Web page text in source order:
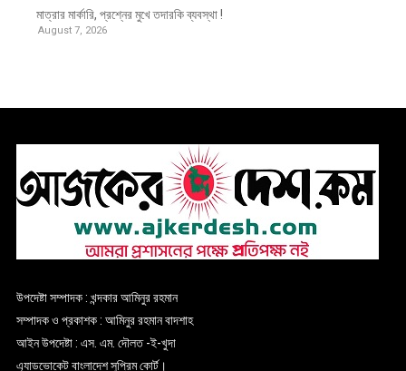
মাত্রার মার্কারি, প্রশ্নের মুখে তদারকি ব্যবস্থা !
August 7, 2026
উপদেষ্টা সম্পাদক : খন্দকার আমিনুর রহমান
সম্পাদক ও প্রকাশক : আমিনুর রহমান বাদশাহ
আইন উপদেষ্টা : এস. এম. দৌলত -ই-খুদা
এ্যাডভোকেট বাংলাদেশ সুপ্রিম কোর্ট।